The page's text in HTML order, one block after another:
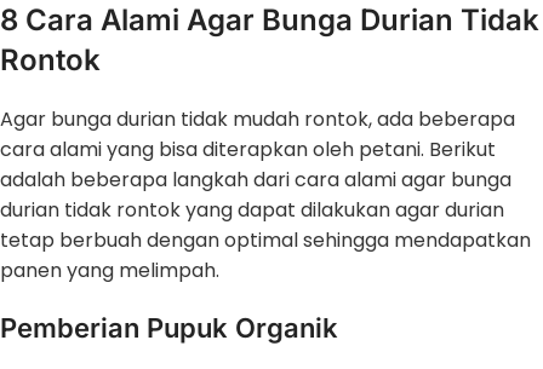
8 Cara Alami Agar Bunga Durian Tidak
Rontok
Agar bunga durian tidak mudah rontok, ada beberapa
cara alami yang bisa diterapkan oleh petani. Berikut
adalah beberapa langkah dari cara alami agar bunga
durian tidak rontok yang dapat dilakukan agar durian
tetap berbuah dengan optimal sehingga mendapatkan
panen yang melimpah.
Pemberian Pupuk Organik